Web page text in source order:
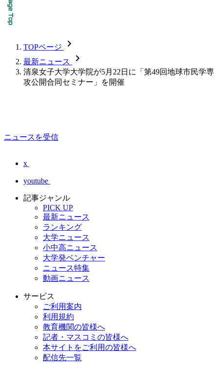
TOPページ chevron_forward
最新ニュース chevron_forward
清泉女子大学大学院が5月22日に「第49回地球市民学専
攻公開合同セミナー」を開催
ニュースを受信
x
youtube
記事ジャンル
PICK UP
最新ニュース
ランキング
大学ニュース
小中高ニュース
大学発ベンチャー
ニュース特集
動画ニュース
サービス
ご利用案内
利用規約
教育機関の皆様へ
記者・マスコミの皆様へ
本サイトをご利用の皆様へ
配信先一覧